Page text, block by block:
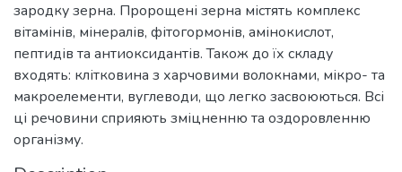
зародку зерна. Пророщені зерна містять комплекс
вітамінів, мінералів, фітогормонів, амінокислот,
пептидів та антиоксидантів. Також до їх складу
входять: клітковина з харчовими волокнами, мікро- та
макроелементи, вуглеводи, що легко засвоюються. Всі
ці речовини сприяють зміцненню та оздоровленню
організму.